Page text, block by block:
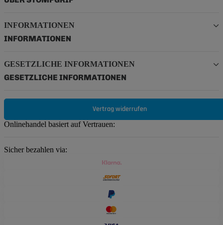
INFORMATIONEN
INFORMATIONEN
GESETZLICHE INFORMATIONEN
GESETZLICHE INFORMATIONEN
Vertrag widerrufen
Onlinehandel basiert auf Vertrauen:
Sicher bezahlen via: